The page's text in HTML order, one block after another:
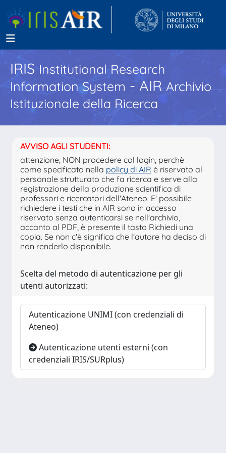
IRISInstitutional Research
Information System - AIR Archivio
Istituzionale della Ricerca
AVVISO AGLI STUDENTI:
attenzione, NON procedere col login, perchè
come specificato nella policy di AIR è riservato al
personale strutturato che fa ricerca e serve alla
registrazione della produzione scientifica di
professori e ricercatori dell'Ateneo. E' possibile
richiedere i testi che in AIR sono in accesso
riservato senza autenticarsi se nell'archivio,
accanto al PDF, è presente il tasto Richiedi una
copia. Se non c'è significa che l'autore ha deciso di
non renderlo disponibile.
Scelta del metodo di autenticazione per gli
utenti autorizzati:
Autenticazione UNIMI (con credenziali di
Ateneo)
Autenticazione utenti esterni (con
credenziali IRIS/SURplus)